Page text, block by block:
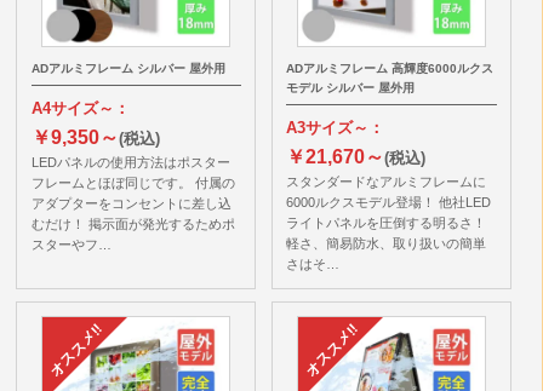
ADアルミフレーム シルバー 屋外用
A4サイズ～：
￥9,350～(税込)
LEDパネルの使用方法はポスター
フレームとほぼ同じです。 付属の
アダプターをコンセントに差し込
むだけ！ 掲示面が発光するためポ
スターやフ…
ADアルミフレーム 高輝度6000ルクス
モデル シルバー 屋外用
A3サイズ～：
￥21,670～(税込)
スタンダードなアルミフレームに
6000ルクスモデル登場！ 他社LED
ライトパネルを圧倒する明るさ！
軽さ、簡易防水、取り扱いの簡単
さはそ…